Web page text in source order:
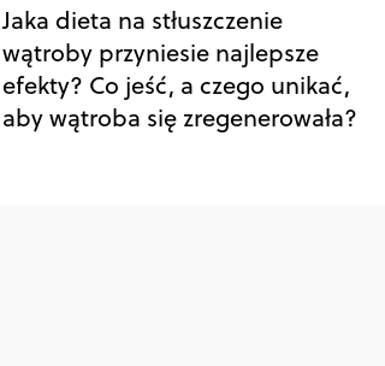
Jaka dieta na stłuszczenie
wątroby przyniesie najlepsze
efekty? Co jeść, a czego unikać,
aby wątroba się zregenerowała?